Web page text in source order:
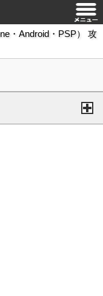
・Android・PSP） 攻